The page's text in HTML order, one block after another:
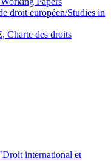
droit européen/Studies in
Charte des droits
international et